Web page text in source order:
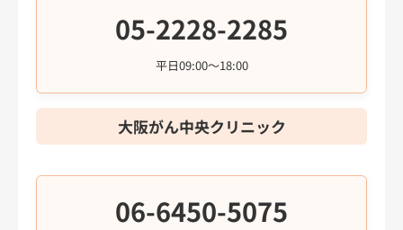
05-2228-2285
平日09:00～18:00
大阪がん中央クリニック
06-6450-5075